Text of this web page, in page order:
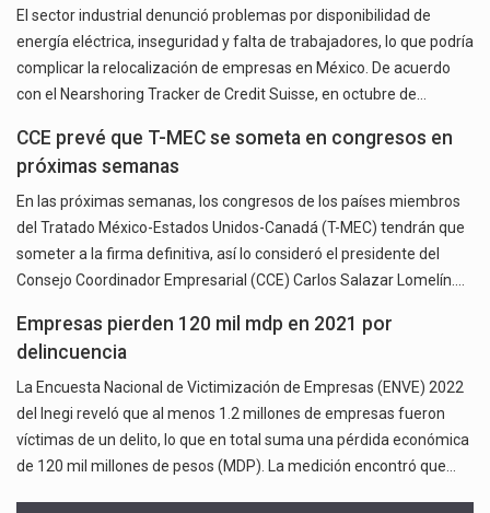
El sector industrial denunció problemas por disponibilidad de
energía eléctrica, inseguridad y falta de trabajadores, lo que podría
complicar la relocalización de empresas en México. De acuerdo
con el Nearshoring Tracker de Credit Suisse, en octubre de…
CCE prevé que T-MEC se someta en congresos en
próximas semanas
En las próximas semanas, los congresos de los países miembros
del Tratado México-Estados Unidos-Canadá (T-MEC) tendrán que
someter a la firma definitiva, así lo consideró el presidente del
Consejo Coordinador Empresarial (CCE) Carlos Salazar Lomelín.…
Empresas pierden 120 mil mdp en 2021 por
delincuencia
La Encuesta Nacional de Victimización de Empresas (ENVE) 2022
del Inegi reveló que al menos 1.2 millones de empresas fueron
víctimas de un delito, lo que en total suma una pérdida económica
de 120 mil millones de pesos (MDP). La medición encontró que…